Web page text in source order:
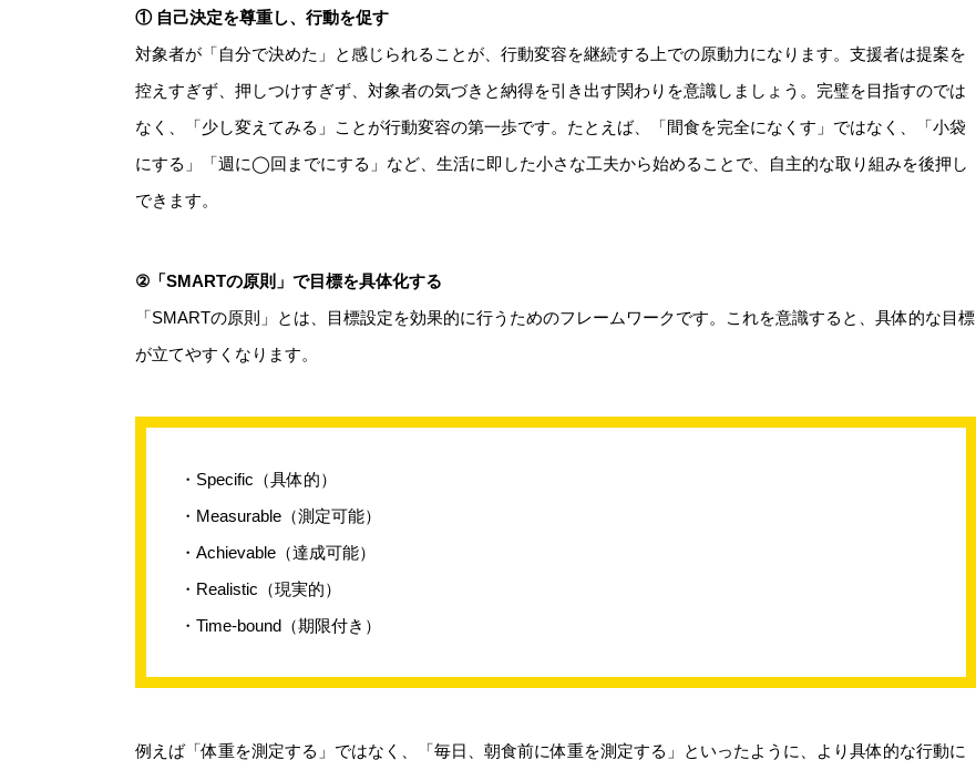
① 自己決定を尊重し、行動を促す
対象者が「自分で決めた」と感じられることが、行動変容を継続する上での原動力になります。支援者は提案を
控えすぎず、押しつけすぎず、対象者の気づきと納得を引き出す関わりを意識しましょう。完璧を目指すのでは
なく、「少し変えてみる」ことが行動変容の第一歩です。たとえば、「間食を完全になくす」ではなく、「小袋
にする」「週に◯回までにする」など、生活に即した小さな工夫から始めることで、自主的な取り組みを後押し
できます。
②「SMARTの原則」で目標を具体化する
「SMARTの原則」とは、目標設定を効果的に行うためのフレームワークです。これを意識すると、具体的な目標
が立てやすくなります。
・Specific（具体的）
・Measurable（測定可能）
・Achievable（達成可能）
・Realistic（現実的）
・Time-bound（期限付き）
例えば「体重を測定する」ではなく、「毎日、朝食前に体重を測定する」といったように、より具体的な行動に